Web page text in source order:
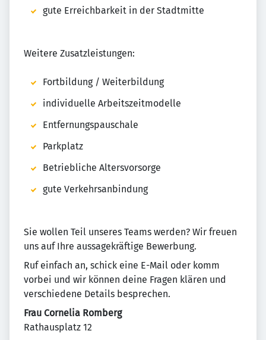
gute Erreichbarkeit in der Stadtmitte
Weitere Zusatzleistungen:
Fortbildung / Weiterbildung
individuelle Arbeitszeitmodelle
Entfernungspauschale
Parkplatz
Betriebliche Altersvorsorge
gute Verkehrsanbindung
Sie wollen Teil unseres Teams werden? Wir freuen
uns auf Ihre aussagekräftige Bewerbung.
Ruf einfach an, schick eine E-Mail oder komm
vorbei und wir können deine Fragen klären und
verschiedene Details besprechen.
Frau Cornelia Romberg
Rathausplatz 12